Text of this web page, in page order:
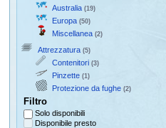
Australia (19)
Europa (50)
Miscellanea (2)
Attrezzatura (5)
Contenitori (3)
Pinzette (1)
Protezione da fughe (2)
Filtro
Solo disponibili
Disponibile presto